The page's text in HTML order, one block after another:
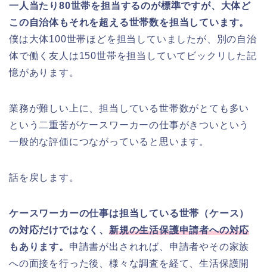
一人当たり80世帯を担当するのが標準ですが、大体ど
この自治体もそれを超える世帯数を担当しています。
僕は大体100世帯ほどを担当していましたが、別の自治
体で働く友人は150世帯を担当していてビックリした記
憶があります。
業務が難しい上に、担当している世帯数がとても多い
という二重苦がケースワーカーの仕事がきついという
一般的な評価につながっていると思います。
話を戻します。
ケースワーカーの仕事は担当している世帯（ケース）
の対応だけではなく、 新規の生活保護申請者への対応
もあります。 申請書が出されれば、申請者やその家族
への面接を行った後、様々な調査を経て、生活保護開